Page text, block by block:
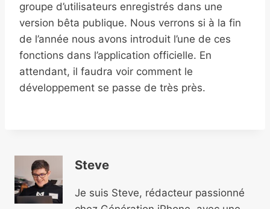
groupe d’utilisateurs enregistrés dans une
version bêta publique. Nous verrons si à la fin
de l’année nous avons introduit l’une de ces
fonctions dans l’application officielle. En
attendant, il faudra voir comment le
développement se passe de très près.
Steve
Je suis Steve, rédacteur passionné